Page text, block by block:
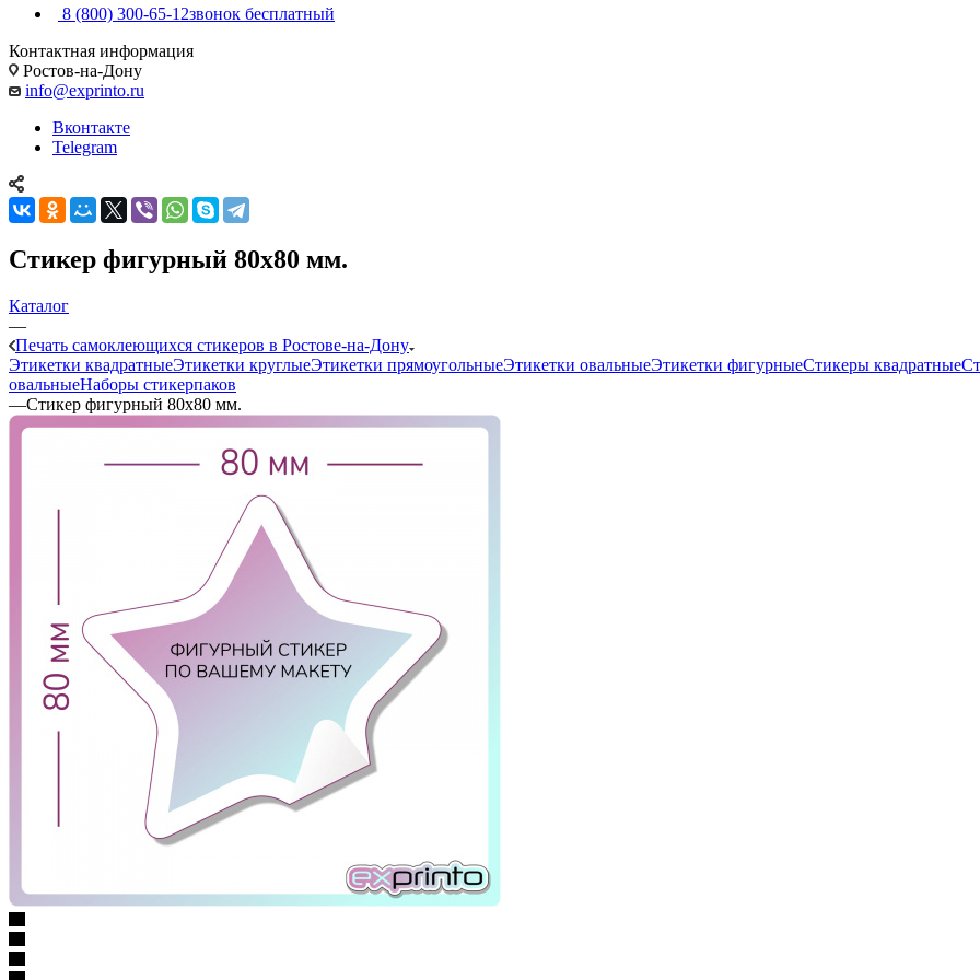
8 (800) 300-65-12звонок бесплатный
Контактная информация
Ростов-на-Дону
info@exprinto.ru
Вконтакте
Telegram
Стикер фигурный 80х80 мм.
Каталог
—
Печать самоклеющихся стикеров в Ростове-на-Дону
Этикетки квадратныеЭтикетки круглыеЭтикетки прямоугольныеЭтикетки овальныеЭтикетки фигурныеСтикеры квадратные
овальныеНаборы стикерпаков
—Стикер фигурный 80х80 мм.